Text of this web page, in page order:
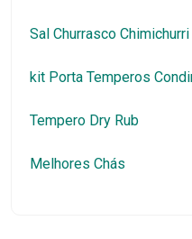
Sal Churrasco Chimichurri
kit Porta Temperos
Tempero Dry Rub
Melhores Chás